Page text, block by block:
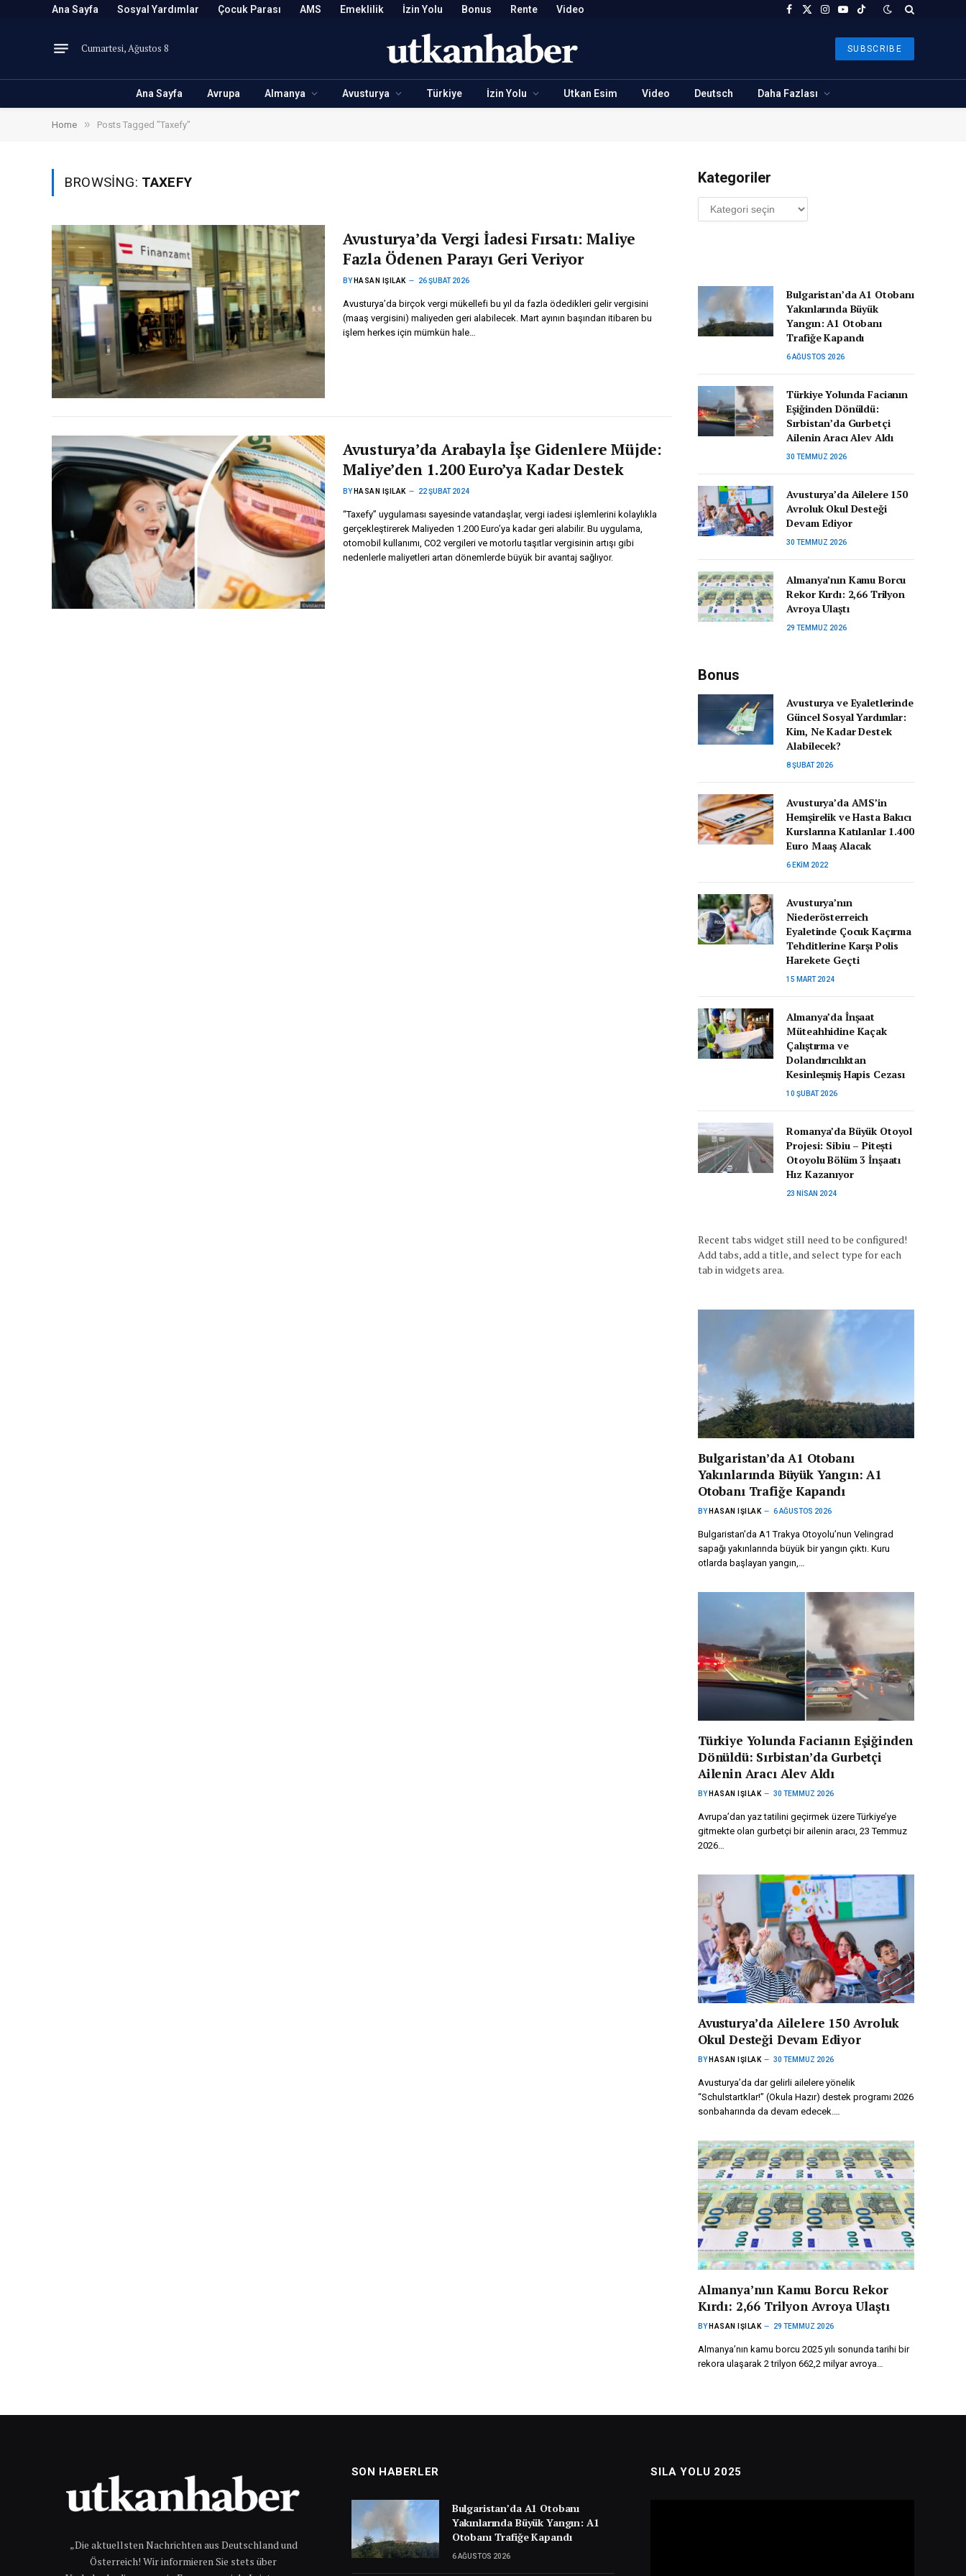
Ana Sayfa Sosyal Yardımlar Çocuk Parası AMS Emeklilik İzin Yolu Bonus Rente Video Facebook
X
Instagram
YouTubeTikTok
Cumartesi, Ağustos 8 SUBSCRIBE
Ana Sayfa Avrupa Almanya Avusturya Türkiye İzin Yolu Utkan Esim Video Deutsch Daha Fazlası
Home » Posts Tagged "Taxefy"
BROWSING: TAXEFY
Avusturya’da Vergi İadesi Fırsatı: Maliye
Fazla Ödenen Parayı Geri Veriyor
BY HASAN IŞILAK 26 ŞUBAT 2026
Avusturya’da birçok vergi mükellefi bu yıl da fazla ödedikleri gelir vergisini
(maaş vergisini) maliyeden geri alabilecek. Mart ayının başından itibaren bu
işlem herkes için mümkün hale…
Avusturya’da Arabayla İşe Gidenlere Müjde:
Maliye’den 1.200 Euro’ya Kadar Destek
BY HASAN IŞILAK 22 ŞUBAT 2024
“Taxefy” uygulaması sayesinde vatandaşlar, vergi iadesi işlemlerini kolaylıkla
gerçekleştirerek Maliyeden 1.200 Euro’ya kadar geri alabilir. Bu uygulama,
otomobil kullanımı, CO2 vergileri ve motorlu taşıtlar vergisinin artışı gibi
nedenlerle maliyetleri artan dönemlerde büyük bir avantaj sağlıyor.
Kategoriler
Kategoriler
Bulgaristan’da A1 Otobanı
Yakınlarında Büyük
Yangın: A1 Otobanı
Trafiğe Kapandı
6 AĞUSTOS 2026
Türkiye Yolunda Facianın
Eşiğinden Dönüldü:
Sırbistan’da Gurbetçi
Ailenin Aracı Alev Aldı
30 TEMMUZ 2026
Avusturya’da Ailelere 150
Avroluk Okul Desteği
Devam Ediyor
30 TEMMUZ 2026
Almanya’nın Kamu Borcu
Rekor Kırdı: 2,66 Trilyon
Avroya Ulaştı
29 TEMMUZ 2026
Bonus
Avusturya ve Eyaletlerinde
Güncel Sosyal Yardımlar:
Kim, Ne Kadar Destek
Alabilecek?
8 ŞUBAT 2026
Avusturya’da AMS’in
Hemşirelik ve Hasta Bakıcı
Kurslarına Katılanlar 1.400
Euro Maaş Alacak
6 EKIM 2022
Avusturya’nın
Niederösterreich
Eyaletinde Çocuk Kaçırma
Tehditlerine Karşı Polis
Harekete Geçti
15 MART 2024
Almanya’da İnşaat
Müteahhidine Kaçak
Çalıştırma ve
Dolandırıcılıktan
Kesinleşmiş Hapis Cezası
10 ŞUBAT 2026
Romanya’da Büyük Otoyol
Projesi: Sibiu – Pitești
Otoyolu Bölüm 3 İnşaatı
Hız Kazanıyor
23 NISAN 2024
Recent tabs widget still need to be configured!
Add tabs, add a title, and select type for each
tab in widgets area.
Bulgaristan’da A1 Otobanı
Yakınlarında Büyük Yangın: A1
Otobanı Trafiğe Kapandı
BY HASAN IŞILAK 6 AĞUSTOS 2026
Bulgaristan’da A1 Trakya Otoyolu’nun Velingrad
sapağı yakınlarında büyük bir yangın çıktı. Kuru
otlarda başlayan yangın,…
Türkiye Yolunda Facianın Eşiğinden
Dönüldü: Sırbistan’da Gurbetçi
Ailenin Aracı Alev Aldı
BY HASAN IŞILAK 30 TEMMUZ 2026
Avrupa’dan yaz tatilini geçirmek üzere Türkiye’ye
gitmekte olan gurbetçi bir ailenin aracı, 23 Temmuz
2026…
Avusturya’da Ailelere 150 Avroluk
Okul Desteği Devam Ediyor
BY HASAN IŞILAK 30 TEMMUZ 2026
Avusturya’da dar gelirli ailelere yönelik
“Schulstartklar!” (Okula Hazır) destek programı 2026
sonbaharında da devam edecek.…
Almanya’nın Kamu Borcu Rekor
Kırdı: 2,66 Trilyon Avroya Ulaştı
BY HASAN IŞILAK 29 TEMMUZ 2026
Almanya’nın kamu borcu 2025 yılı sonunda tarihi bir
rekora ulaşarak 2 trilyon 662,2 milyar avroya…
„Die aktuellsten Nachrichten aus Deutschland und
Österreich! Wir informieren Sie stets über
SON HABERLER
Bulgaristan’da A1 Otobanı
Yakınlarında Büyük Yangın: A1
Otobanı Trafiğe Kapandı
6 AĞUSTOS 2026
SILA YOLU 2025